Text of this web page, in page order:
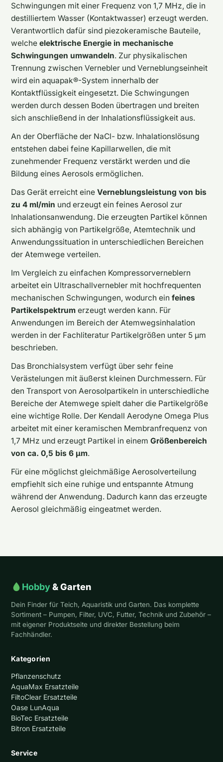
Schwingungen mit einer Frequenz von 1,7 MHz, die in
destilliertem Wasser (Kontaktwasser) erzeugt werden.
Verantwortlich dafür sind piezokeramische Bauteile,
welche elektrische Energie in mechanische
Schwingungen umwandeln. Zur physikalischen
Trennung zwischen Vernebler und Verneblungseinheit
wird ein aquapak®-System innerhalb der
Kontaktflüssigkeit eingesetzt. Die Schwingungen
werden durch dessen Boden übertragen und breiten
sich anschließend in der Inhalationsflüssigkeit aus.
An der Oberfläche der NaCl- bzw. Inhalationslösung
entstehen dabei feine Kapillarwellen, die mit
zunehmender Frequenz verstärkt werden und die
Bildung eines Aerosols ermöglichen.
Das Gerät erreicht eine Verneblungsleistung von bis
zu 4 ml/min und erzeugt ein feines Aerosol zur
Inhalationsanwendung. Die erzeugten Partikel können
sich abhängig von Partikelgröße, Atemtechnik und
Anwendungssituation in unterschiedlichen Bereichen
der Atemwege verteilen.
Im Vergleich zu einfachen Kompressorverneblern
arbeitet ein Ultraschallvernebler mit hochfrequenten
mechanischen Schwingungen, wodurch ein feines
Partikelspektrum erzeugt werden kann. Für
Anwendungen im Bereich der Atemwegsinhalation
werden in der Fachliteratur Partikelgrößen unter 5 µm
beschrieben.
Das Bronchialsystem verfügt über sehr feine
Verästelungen mit äußerst kleinen Durchmessern. Für
den Transport von Aerosolpartikeln in unterschiedliche
Bereiche der Atemwege spielt daher die Partikelgröße
eine wichtige Rolle. Der Kendall Aerodyne Omega Plus
arbeitet mit einer keramischen Membranfrequenz von
1,7 MHz und erzeugt Partikel in einem Größenbereich
von ca. 0,5 bis 6 µm.
Für eine möglichst gleichmäßige Aerosolverteilung
empfiehlt sich eine ruhige und entspannte Atmung
während der Anwendung. Dadurch kann das erzeugte
Aerosol gleichmäßig eingeatmet werden.
Hobby& Garten
Dein Finder für Teich, Aquaristik und Garten. Das komplette
Sortiment – Pumpen, Filter, UVC, Futter, Technik und Zubehör –
mit eigener Produktseite und direkter Bestellung beim
Fachhändler.
Kategorien
Pflanzenschutz
AquaMax Ersatzteile
FiltoClear Ersatzteile
Oase LunAqua
BioTec Ersatzteile
Bitron Ersatzteile
Service